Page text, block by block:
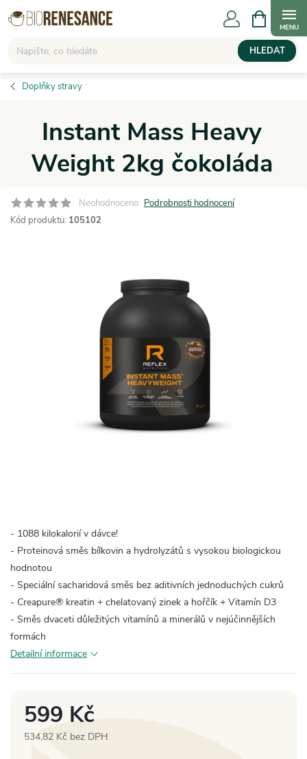
Přejít
na
HLEDAT
NÁKUPNÍ
KOŠÍK
Doplňky stravy
Instant Mass Heavy
Weight 2kg čokoláda
Neohodnoceno Podrobnosti hodnocení
Kód produktu: 105102
- 1088 kilokalorií v dávce!
- Proteinová směs bílkovin a hydrolyzátů s vysokou biologickou
hodnotou
- Speciální sacharidová směs bez aditivních jednoduchých cukrů
- Creapure® kreatin + chelatovaný zinek a hořčík + Vitamín D3
- Směs dvaceti důležitých vitamínů a minerálů v nejúčinnějších
formách
Detailní informace
599 Kč
534,82 Kč bez DPH